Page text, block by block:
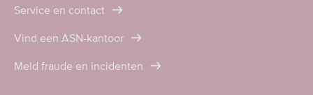
Service en contact
Vind een ASN-kantoor
Meld fraude en incidenten